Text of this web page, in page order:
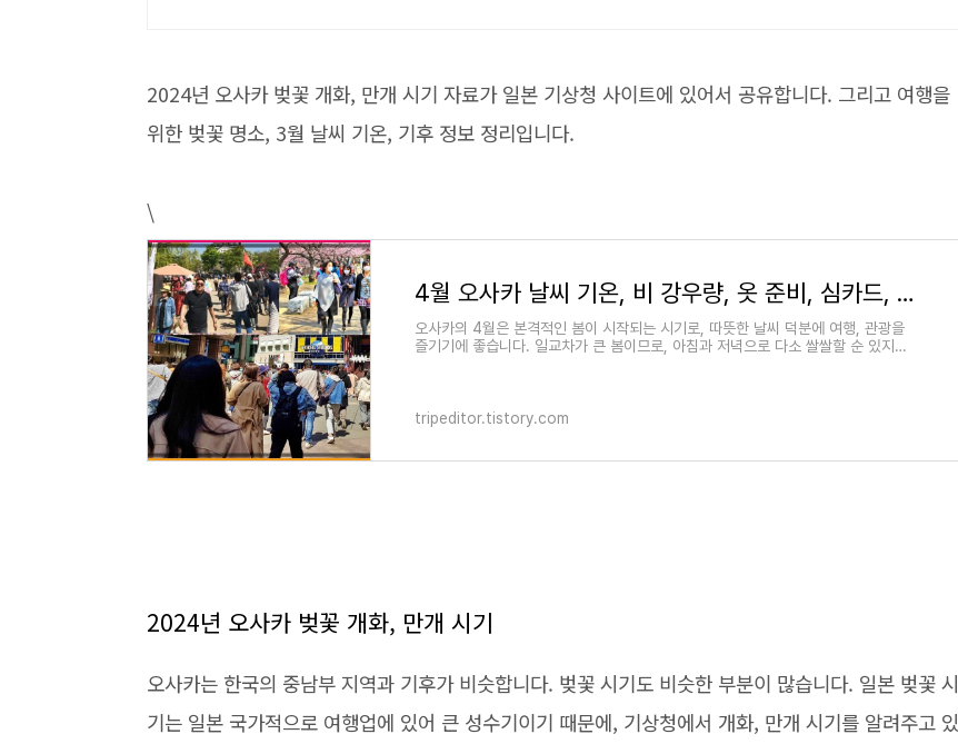
2024년 오사카 벚꽃 개화, 만개 시기 자료가 일본 기상청 사이트에 있어서 공유합니다. 그리고 여행을
위한 벚꽃 명소, 3월 날씨 기온, 기후 정보 정리입니다.
\
4월 오사카 날씨 기온, 비 강우량, 옷 준비, 심카드, 벚꽃, 항공권 가격
오사카의 4월은 본격적인 봄이 시작되는 시기로, 따뜻한 날씨 덕분에 여행, 관광을
즐기기에 좋습니다. 일교차가 큰 봄이므로, 아침과 저녁으로 다소 쌀쌀할 순 있지만
tripeditor.tistory.com
2024년 오사카 벚꽃 개화, 만개 시기
오사카는 한국의 중남부 지역과 기후가 비슷합니다. 벚꽃 시기도 비슷한 부분이 많습니다. 일본 벚꽃 시
기는 일본 국가적으로 여행업에 있어 큰 성수기이기 때문에, 기상청에서 개화, 만개 시기를 알려주고 있